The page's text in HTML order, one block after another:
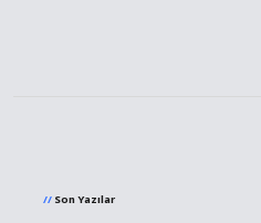
Son Yazılar